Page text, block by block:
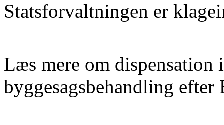
Statsforvaltningen er
Læs mere om dispensation
byggesagsbehandling efter